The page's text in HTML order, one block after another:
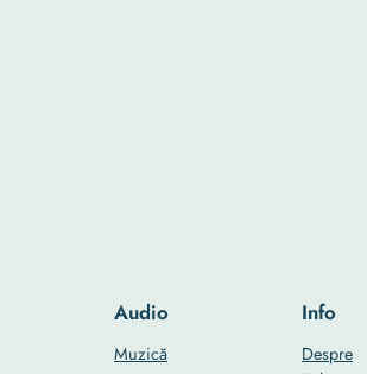
Audio
Muzică
Info
Despre